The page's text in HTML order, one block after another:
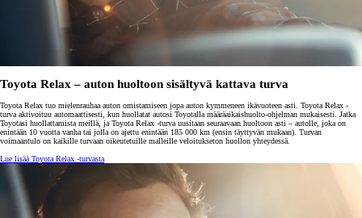
Toyota Relax – auton huoltoon sisältyvä kattava turva
Toyota Relax tuo mielenrauhaa auton omistamiseen jopa auton kymmeneen ikävuoteen asti. Toyota Relax -
turva aktivoituu automaattisesti, kun huollatat autosi Toyotalla määräaikaishuolto-ohjelman mukaisesti. Jatka
Toyotasi huollattamista meillä, ja Toyota Relax -turva uusitaan seuraavaan huoltoon asti – autolle, joka on
enintään 10 vuotta vanha tai jolla on ajettu enintään 185 000 km (ensin täyttyvän mukaan). Turvan
voimaantulo on kaikille turvaan oikeutetuille malleille veloitukseton huollon yhteydessä.
Lue lisää Toyota Relax -turvasta